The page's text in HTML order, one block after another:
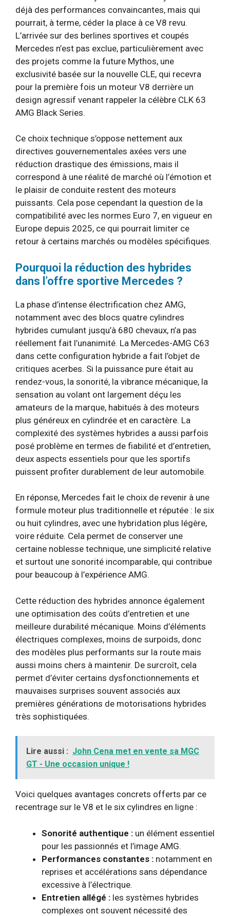
déjà des performances convaincantes, mais qui
pourrait, à terme, céder la place à ce V8 revu.
L’arrivée sur des berlines sportives et coupés
Mercedes n’est pas exclue, particulièrement avec
des projets comme la future Mythos, une
exclusivité basée sur la nouvelle CLE, qui recevra
pour la première fois un moteur V8 derrière un
design agressif venant rappeler la célèbre CLK 63
AMG Black Series.
Ce choix technique s’oppose nettement aux
directives gouvernementales axées vers une
réduction drastique des émissions, mais il
correspond à une réalité de marché où l’émotion et
le plaisir de conduite restent des moteurs
puissants. Cela pose cependant la question de la
compatibilité avec les normes Euro 7, en vigueur en
Europe depuis 2025, ce qui pourrait limiter ce
retour à certains marchés ou modèles spécifiques.
Pourquoi la réduction des hybrides
dans l’offre sportive Mercedes ?
La phase d’intense électrification chez AMG,
notamment avec des blocs quatre cylindres
hybrides cumulant jusqu’à 680 chevaux, n’a pas
réellement fait l’unanimité. La Mercedes-AMG C63
dans cette configuration hybride a fait l’objet de
critiques acerbes. Si la puissance pure était au
rendez-vous, la sonorité, la vibrance mécanique, la
sensation au volant ont largement déçu les
amateurs de la marque, habitués à des moteurs
plus généreux en cylindrée et en caractère. La
complexité des systèmes hybrides a aussi parfois
posé problème en termes de fiabilité et d’entretien,
deux aspects essentiels pour que les sportifs
puissent profiter durablement de leur automobile.
En réponse, Mercedes fait le choix de revenir à une
formule moteur plus traditionnelle et réputée : le six
ou huit cylindres, avec une hybridation plus légère,
voire réduite. Cela permet de conserver une
certaine noblesse technique, une simplicité relative
et surtout une sonorité incomparable, qui contribue
pour beaucoup à l’expérience AMG.
Cette réduction des hybrides annonce également
une optimisation des coûts d’entretien et une
meilleure durabilité mécanique. Moins d’éléments
électriques complexes, moins de surpoids, donc
des modèles plus performants sur la route mais
aussi moins chers à maintenir. De surcroît, cela
permet d’éviter certains dysfonctionnements et
mauvaises surprises souvent associés aux
premières générations de motorisations hybrides
très sophistiquées.
Lire aussi : John Cena met en vente sa MGC
GT - Une occasion unique !
Voici quelques avantages concrets offerts par ce
recentrage sur le V8 et le six cylindres en ligne :
Sonorité authentique : un élément essentiel
pour les passionnés et l’image AMG.
Performances constantes : notamment en
reprises et accélérations sans dépendance
excessive à l’électrique.
Entretien allégé : les systèmes hybrides
complexes ont souvent nécessité des